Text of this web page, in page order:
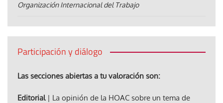
Organización Internacional del Trabajo
Participación y diálogo
Las secciones abiertas a tu valoración son:
Editorial| La opinión de la HOAC sobre un tema de